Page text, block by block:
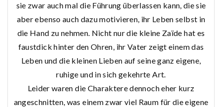
sie zwar auch mal die Führung überlassen kann, die sie
aber ebenso auch dazu motivieren, ihr Leben selbst in
die Hand zu nehmen. Nicht nur die kleine Zaïde hat es
faustdick hinter den Ohren, ihr Vater zeigt einem das
Leben und die kleinen Lieben auf seine ganz eigene,
ruhige und in sich gekehrte Art.
Leider waren die Charaktere dennoch eher kurz
angeschnitten, was einem zwar viel Raum für die eigene